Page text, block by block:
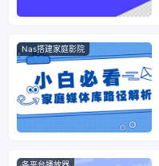
Nas搭建家庭影院